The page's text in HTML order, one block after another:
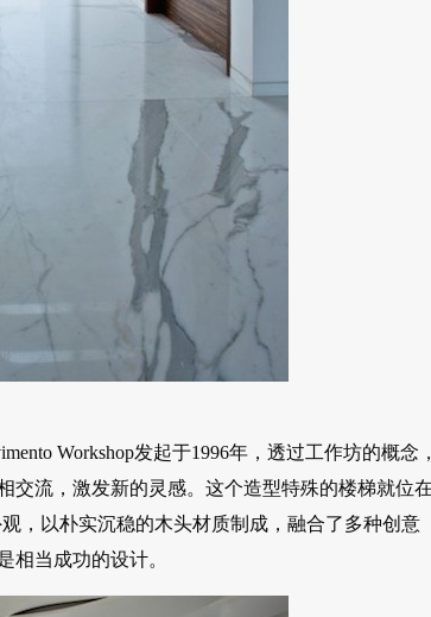
Workshop发起于1996年，透过工作坊的概念
交流，激发新的灵感。这个造型特殊的楼梯就位
，以朴实沉稳的木头材质制成，融合了多种创意
相当成功的设计。